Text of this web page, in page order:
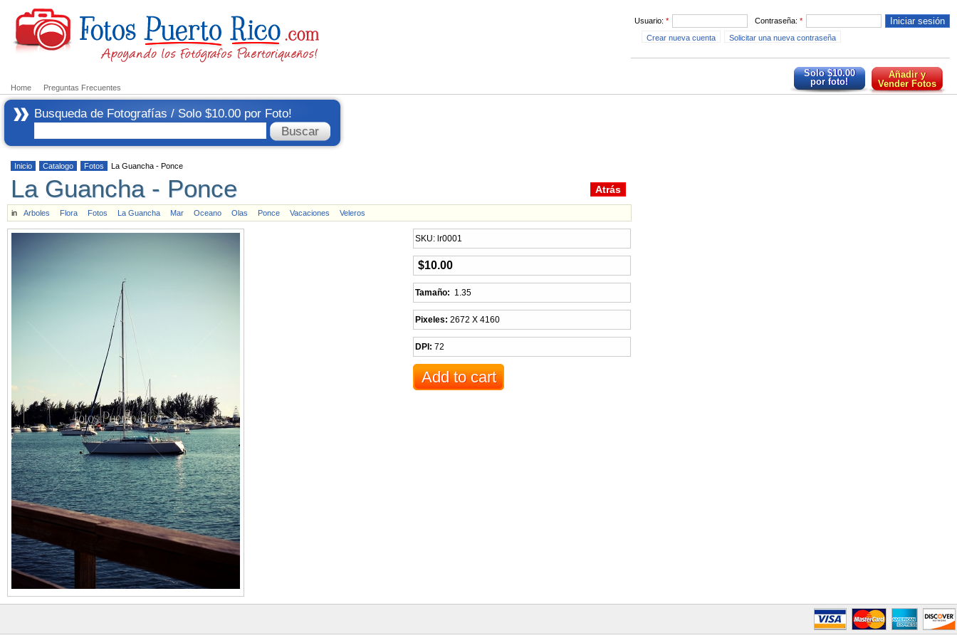
Usuario: * Contraseña: *
Crear nueva cuenta
Solicitar una nueva contraseña
Home Preguntas Frecuentes
Añadir y
Vender Fotos
Solo $10.00
por foto!
Busqueda de Fotografías / Solo $10.00 por Foto!
Inicio Catalogo Fotos La Guancha - Ponce
La Guancha - Ponce
in Arboles Flora Fotos La Guancha Mar Oceano Olas Ponce Vacaciones Veleros
SKU: lr0001
$10.00
Tamaño: 1.35
Pixeles: 2672 X 4160
DPI: 72